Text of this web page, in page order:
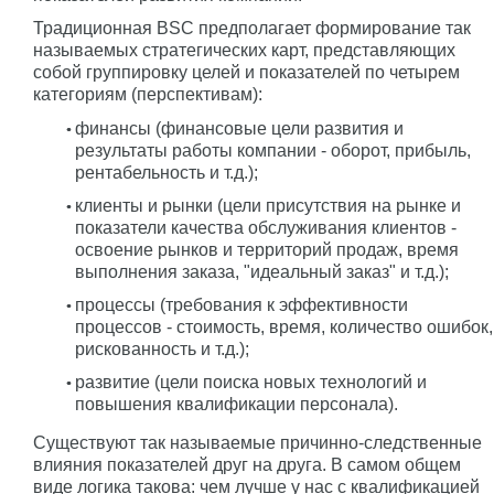
Традиционная BSC предполагает формирование так
называемых стратегических карт, представляющих
собой группировку целей и показателей по четырем
категориям (перспективам):
финансы (финансовые цели развития и
результаты работы компании - оборот, прибыль,
рентабельность и т.д.);
клиенты и рынки (цели присутствия на рынке и
показатели качества обслуживания клиентов -
освоение рынков и территорий продаж, время
выполнения заказа, "идеальный заказ" и т.д.);
процессы (требования к эффективности
процессов - стоимость, время, количество ошибок,
рискованность и т.д.);
развитие (цели поиска новых технологий и
повышения квалификации персонала).
Существуют так называемые причинно-следственные
влияния показателей друг на друга. В самом общем
виде логика такова: чем лучше у нас с квалификацией